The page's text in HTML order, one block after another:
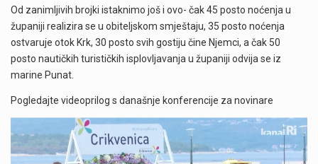
Od zanimljivih brojki istaknimo još i ovo- čak 45 posto noćenja u
županiji realizira se u obiteljskom smještaju, 35 posto noćenja
ostvaruje otok Krk, 30 posto svih gostiju čine Njemci, a čak 50
posto nautičkih turističkih isplovljavanja u županiji odvija se iz
marine Punat.
Pogledajte videoprilog s današnje konferencije za novinare